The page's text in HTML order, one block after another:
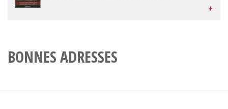
+
BONNES ADRESSES